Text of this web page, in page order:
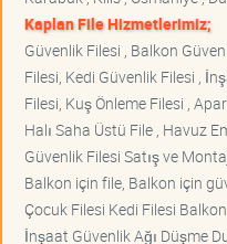
Kaplan File Hizmetlerimiz;
Güvenlik Filesi , Balkon
Filesi, Kedi Güvenlik Filesi ,
Filesi, Kuş Önleme Filesi ,
Halı Saha Üstü File , Havuz
Güvenlik Filesi Satış ve
Balkon için file, Balkon için
Çocuk Filesi Kedi Filesi Balkon
İnşaat Güvenlik Ağı Düşme